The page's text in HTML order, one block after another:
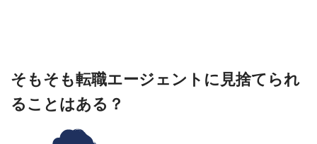
そもそも転職エージェントに見捨てられ
ることはある？